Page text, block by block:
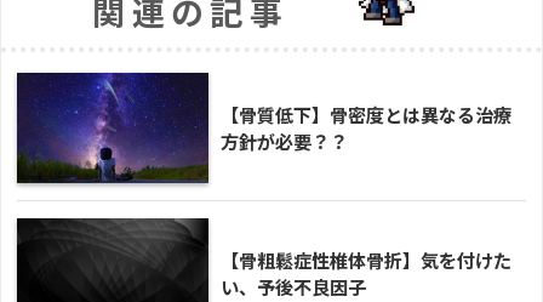
関連の記事
【骨質低下】骨密度とは異なる治療
方針が必要？？
【骨粗鬆症性椎体骨折】気を付けた
い、予後不良因子